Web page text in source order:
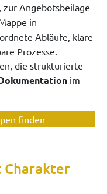
, zur Angebotsbeilage
in
Abläufe, klare
Prozesse.
die strukturierte
im
finden